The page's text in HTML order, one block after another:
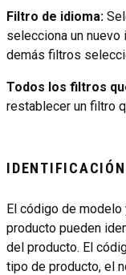
Filtro de idioma:
selecciona un
demás filtros
Todos los filtros
restablecer un filtro
El código de
producto pueden
del producto. El
tipo de producto, el